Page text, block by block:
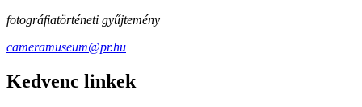
fotográfiatörténeti gyűjtemény
cameramuseum@pr.hu
Kedvenc linkek